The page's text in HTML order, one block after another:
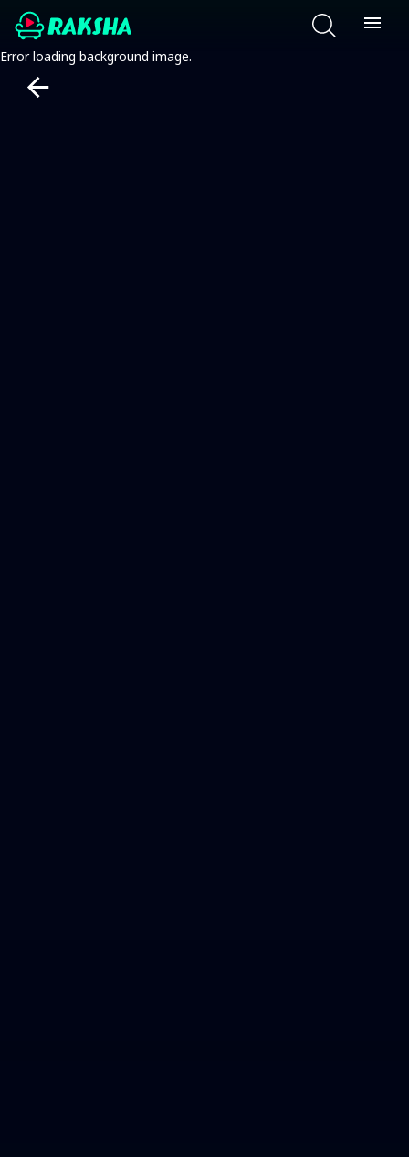
Error loading background image.